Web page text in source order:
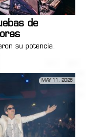
de
su potencia.
MAY 11, 2026